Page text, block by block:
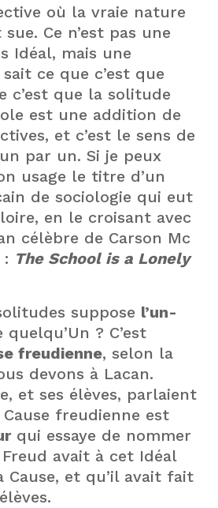
où la vraie nature
Ce n’est pas une
Idéal, mais une
ce que c’est que
c’est que la solitude
est une addition de
et c’est le sens de
par un. Si je peux
usage le titre d’un
de sociologie qui eut
en le croisant avec
célèbre de Carson Mc
The School is a Lonely
suppose l’un-
? C’est
freudienne, selon la
devons à Lacan.
et ses élèves, parlaient
freudienne est
qui essaye de nommer
avait à cet Idéal
Cause, et qu’il avait fait